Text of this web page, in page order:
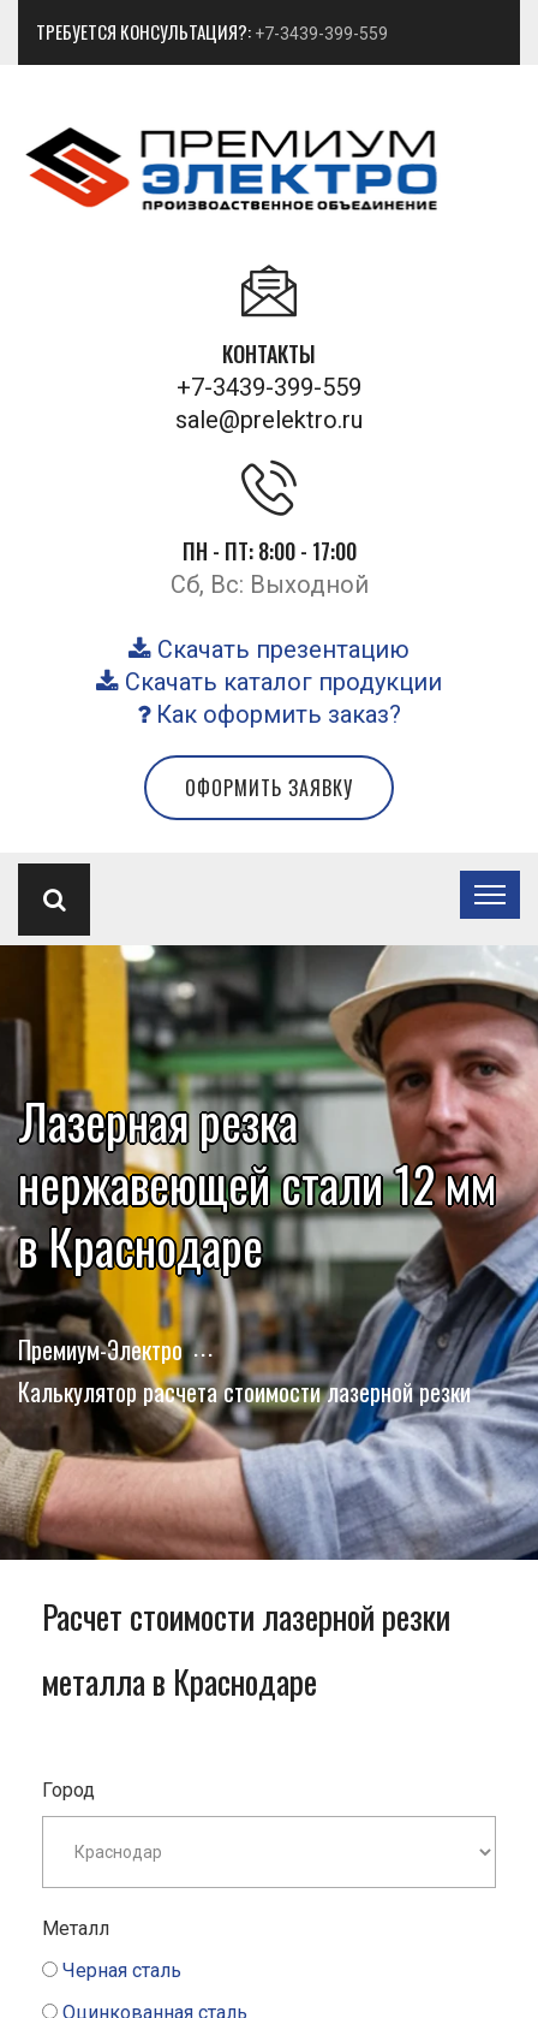
ТРЕБУЕТСЯ КОНСУЛЬТАЦИЯ?: +7-3439-399-559
КОНТАКТЫ
+7-3439-399-559
sale@prelektro.ru
ПН - ПТ: 8:00 - 17:00
Сб, Вс: Выходной
Скачать презентацию
Скачать каталог продукции
Как оформить заказ?
ОФОРМИТЬ ЗАЯВКУ
Лазерная резка
нержавеющей стали 12 мм
в Краснодаре
Премиум-Электро
Калькулятор расчета стоимости лазерной резки
Расчет стоимости лазерной резки
металла в Краснодаре
Город
Металл
Черная сталь
Оцинкованная сталь